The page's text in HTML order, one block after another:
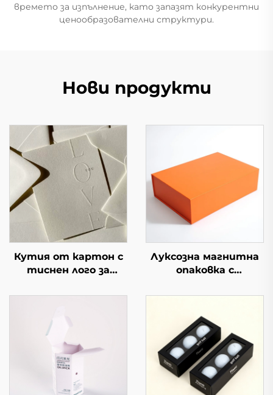
времето за изпълнение, като запазят конкурентни
ценообразователни структури.
Нови продукти
Кутия от картон с
тиснен лого за
възможност за
брандиране, идеална
за луксозни подаръци
и дисплеи в
търговията
Луксозна магнитна
опаковка с
лого, твърда
кутия с отворящи
се капаци